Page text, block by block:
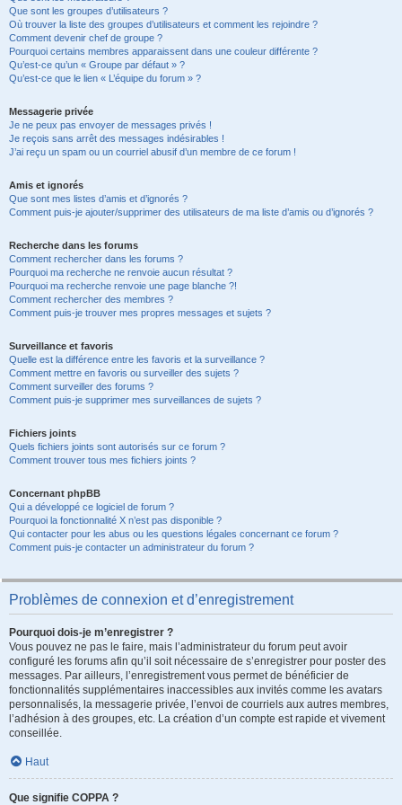
Que sont les groupes d’utilisateurs ?
Où trouver la liste des groupes d’utilisateurs et comment les rejoindre ?
Comment devenir chef de groupe ?
Pourquoi certains membres apparaissent dans une couleur différente ?
Qu’est-ce qu’un « Groupe par défaut » ?
Qu’est-ce que le lien « L’équipe du forum » ?
Messagerie privée
Je ne peux pas envoyer de messages privés !
Je reçois sans arrêt des messages indésirables !
J’ai reçu un spam ou un courriel abusif d’un membre de ce forum !
Amis et ignorés
Que sont mes listes d’amis et d’ignorés ?
Comment puis-je ajouter/supprimer des utilisateurs de ma liste d’amis ou d’ignorés ?
Recherche dans les forums
Comment rechercher dans les forums ?
Pourquoi ma recherche ne renvoie aucun résultat ?
Pourquoi ma recherche renvoie une page blanche ?!
Comment rechercher des membres ?
Comment puis-je trouver mes propres messages et sujets ?
Surveillance et favoris
Quelle est la différence entre les favoris et la surveillance ?
Comment mettre en favoris ou surveiller des sujets ?
Comment surveiller des forums ?
Comment puis-je supprimer mes surveillances de sujets ?
Fichiers joints
Quels fichiers joints sont autorisés sur ce forum ?
Comment trouver tous mes fichiers joints ?
Concernant phpBB
Qui a développé ce logiciel de forum ?
Pourquoi la fonctionnalité X n’est pas disponible ?
Qui contacter pour les abus ou les questions légales concernant ce forum ?
Comment puis-je contacter un administrateur du forum ?
Problèmes de connexion et d’enregistrement
Pourquoi dois-je m’enregistrer ?
Vous pouvez ne pas le faire, mais l’administrateur du forum peut avoir
configuré les forums afin qu’il soit nécessaire de s’enregistrer pour poster des
messages. Par ailleurs, l’enregistrement vous permet de bénéficier de
fonctionnalités supplémentaires inaccessibles aux invités comme les avatars
personnalisés, la messagerie privée, l’envoi de courriels aux autres membres,
l’adhésion à des groupes, etc. La création d’un compte est rapide et vivement
conseillée.
Haut
Que signifie COPPA ?